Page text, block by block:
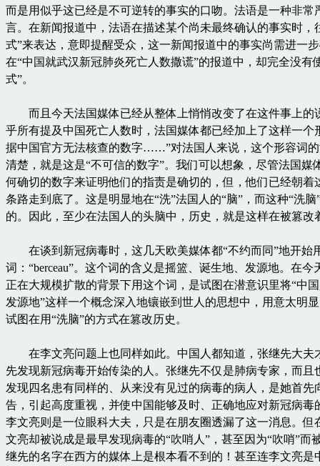
而是用似乎这已经是不可逆转的事实的口吻。法语是一种非常
言。在新闻报道中，法语在描述某个尚未最终确认的事实时，
式”来表达，意即提醒受众，这一新闻报道中的事实尚需进一
在“中国就武汉新冠肺炎死亡人数撒谎”的报道中，却完全没有
式”。
而且今天法国媒体已经从整体上悄悄改变了在这件事上的
乎所有提及中国死亡人数时，法国媒体都已经加上了这样一个
据中国官方无法核查的数字……”对法国人来说，这个形容词
清楚，就是这是“不可信的数字”。我们可以想象，尽管法国媒
何确切的数字来证明他们的指责是确切的，但，他们已经朝着
条路走到底了。这是明显地在“洗”法国人的“脑”，而这种“洗脑
的。因此，至少在法国人的头脑中，历史，就是这样在被篡改
在谈到新冠病毒时，这几天欧美媒体都“不约而同”地开始
词：“berceau”。这个词的含义是摇篮、诞生地、发源地。在今
正在大规模扩散的背景下用这个词，是试图在潜意识里将“中
发源地”这样一个概念深入地镶嵌到世人的思想中，用意太明
试图在用“洗脑”的方式在篡改历史。
在李文亮问题上也同样如此。中国人都知道，张继先大夫
先发现新冠病毒开始传染的人。张继先不仅是肺病专家，而且
发现四名患有同样的、从来没有见过的病毒的病人，是她首先
告，引起高度重视，并使中国能够及时、正确地应对新冠病毒
李文亮则是一位眼科大夫，只是在朋友圈透漏了这一消息。但
文亮却被说成是最早发现病毒的“吹哨人”，甚至因为“吹哨”而
继先的名字在西方的媒体上是根本看不到的！甚至连李文亮是